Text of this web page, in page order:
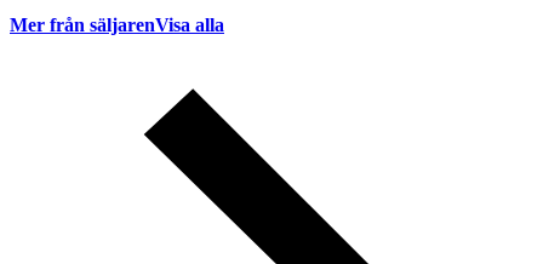
Mer från säljarenVisa alla